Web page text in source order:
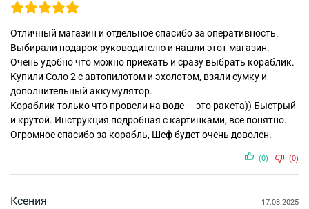
Отличный магазин и отдельное спасибо за оперативность.
Выбирали подарок руководителю и нашли этот магазин.
Очень удобно что можно приехать и сразу выбрать кораблик.
Купили Соло 2 с автопилотом и эхолотом, взяли сумку и
дополнительный аккумулятор.
Кораблик только что провели на воде — это ракета)) Быстрый
и крутой. Инструкция подробная с картинками, все понятно.
Огромное спасибо за корабль, Шеф будет очень доволен.
(0) (0)
Ксения 17.08.2025